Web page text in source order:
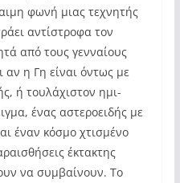
φωνή μιας τεχνητής
αντίστροφα τον
από τους γενναίους
η Γη είναι όντως με
ή τουλάχιστον ημι-
ένας αστεροειδής με
έναν κόσμο χτισμένο
έκτακτης
να συμβαίνουν. Το